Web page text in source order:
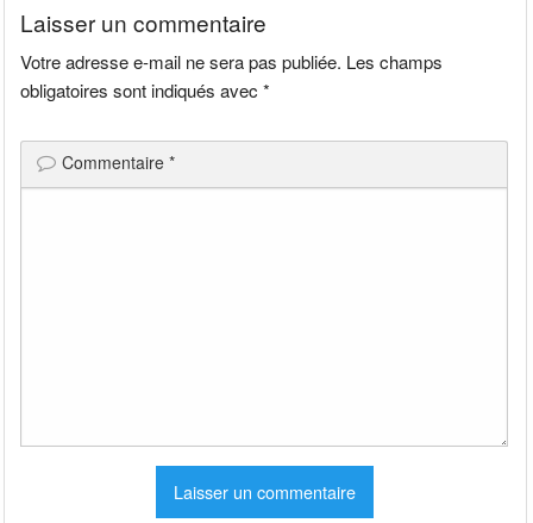
Laisser un commentaire
Votre adresse e-mail ne sera pas publiée. Les champs
obligatoires sont indiqués avec*
Commentaire*